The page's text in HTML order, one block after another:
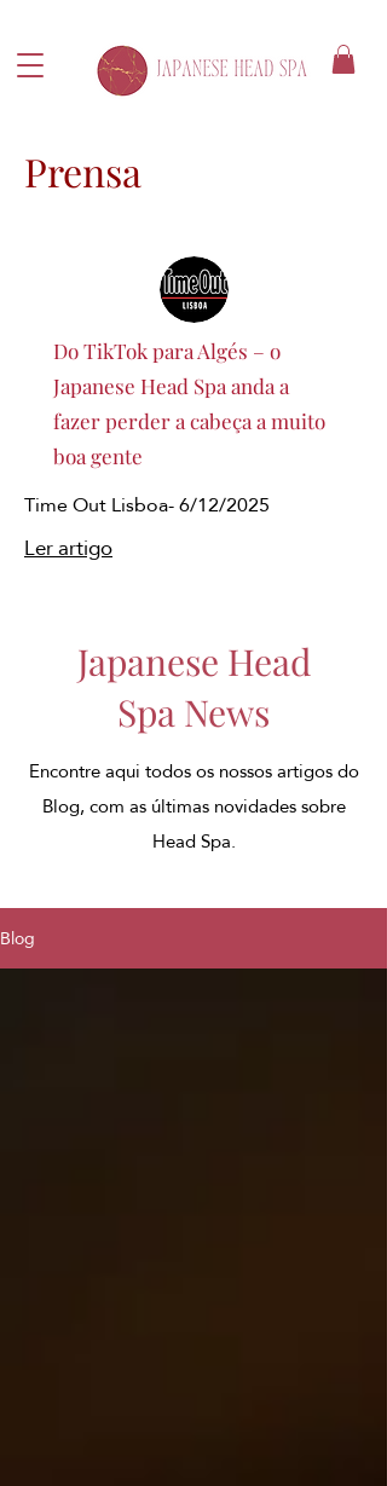
Prensa
Do TikTok para Algés – o
Japanese Head Spa anda a
fazer perder a cabeça a muito
boa gente
Time Out Lisboa- 6/12/2025
Ler artigo
Japanese Head
Spa News
Encontre aqui todos os nossos artigos do
Blog, com as últimas novidades sobre
Head Spa.
Blog